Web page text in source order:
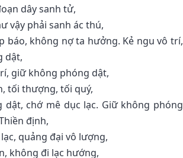
dây sanh tử,
vậy phải sanh ác thú,
báo, không nợ ta hưởng. Kẻ ngu vô trí,
dật,
giữ không phóng dật,
tối thượng, tối quý,
dật, chớ mê dục lạc. Giữ không phóng
định,
quảng đại vô lượng,
không đi lạc hướng,